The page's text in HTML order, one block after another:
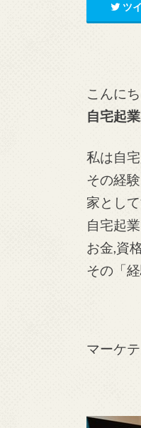
ツ
こんにち
自宅起
私は自
その経
家とし
自宅起
お金,資
その「
マーケ